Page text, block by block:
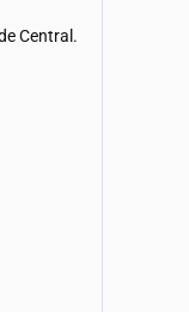
Central.